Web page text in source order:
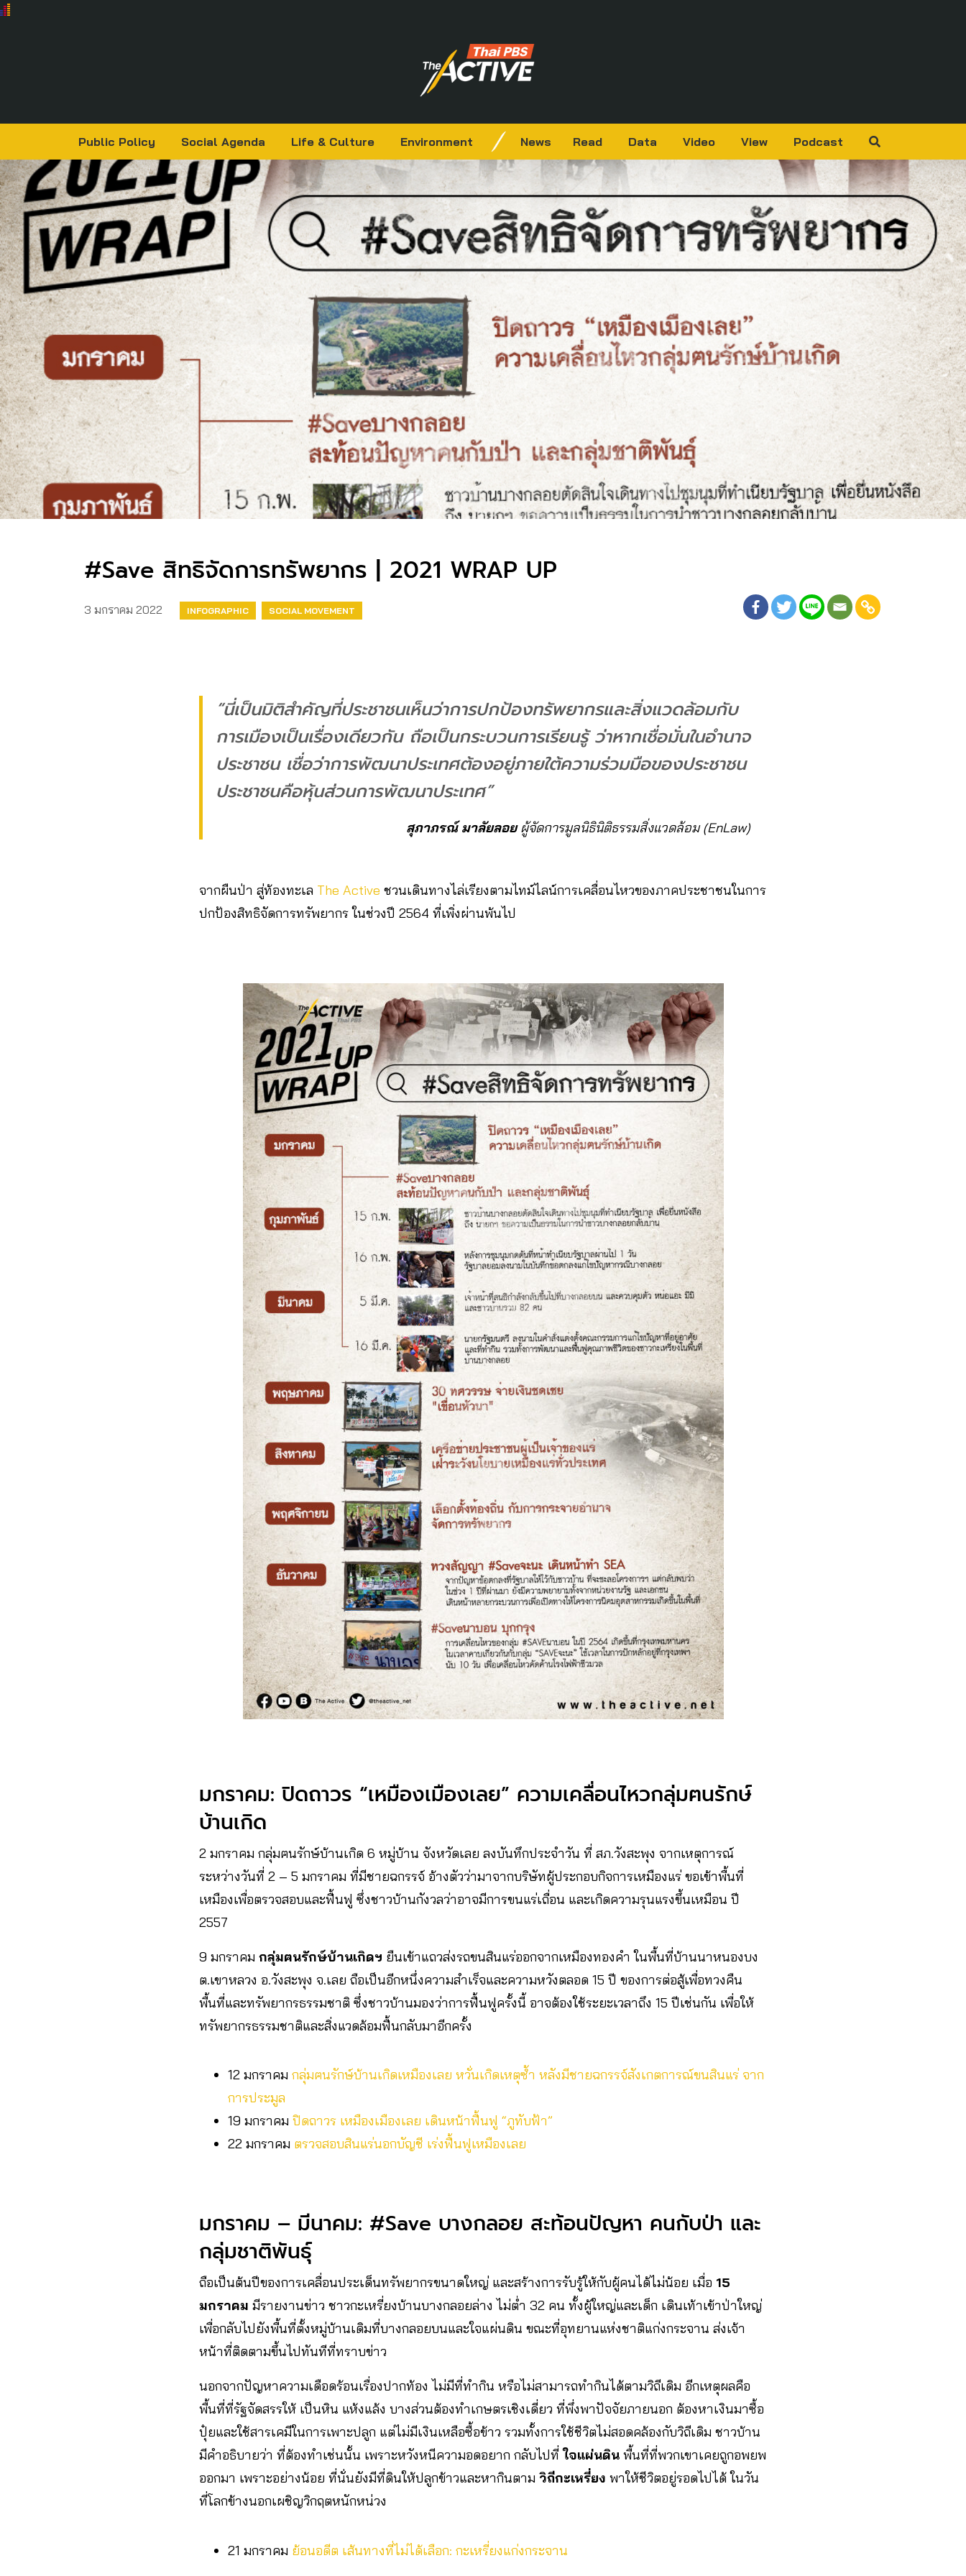
Public Policy Social Agenda Life & Culture Environment News Read Data Video View Podcast
#Save สิทธิจัดการทรัพยากร | 2021 WRAP UP
3 มกราคม 2022 INFOGRAPHIC SOCIAL MOVEMENT
“นี่เป็นมิติสำคัญที่ประชาชนเห็นว่าการปกป้องทรัพยากรและสิ่งแวดล้อมกับ
การเมืองเป็นเรื่องเดียวกัน ถือเป็นกระบวนการเรียนรู้ ว่าหากเชื่อมั่นในอำนาจ
ประชาชน เชื่อว่าการพัฒนาประเทศต้องอยู่ภายใต้ความร่วมมือของประชาชน
ประชาชนคือหุ้นส่วนการพัฒนาประเทศ”
สุภาภรณ์ มาลัยลอยผู้จัดการมูลนิธินิติธรรมสิ่งแวดล้อม (EnLaw)
จากผืนป่า สู่ท้องทะเล The Active ชวนเดินทางไล่เรียงตามไทม์ไลน์การเคลื่อนไหวของภาคประชาชนในการ
ปกป้องสิทธิจัดการทรัพยากร ในช่วงปี 2564 ที่เพิ่งผ่านพ้นไป
มกราคม: ปิดถาวร “เหมืองเมืองเลย” ความเคลื่อนไหวกลุ่มฅนรักษ์
บ้านเกิด
2 มกราคม กลุ่มฅนรักษ์บ้านเกิด 6 หมู่บ้าน จังหวัดเลย ลงบันทึกประจำวัน ที่ สภ.วังสะพุง จากเหตุการณ์
ระหว่างวันที่ 2 – 5 มกราคม ที่มีชายฉกรรจ์ อ้างตัวว่ามาจากบริษัทผู้ประกอบกิจการเหมืองแร่ ขอเข้าพื้นที่
เหมืองเพื่อตรวจสอบและฟื้นฟู ซึ่งชาวบ้านกังวลว่าอาจมีการขนแร่เถื่อน และเกิดความรุนแรงขึ้นเหมือน ปี
2557
9 มกราคม กลุ่มฅนรักษ์บ้านเกิดฯ ยืนเข้าแถวส่งรถขนสินแร่ออกจากเหมืองทองคำ ในพื้นที่บ้านนาหนองบง
ต.เขาหลวง อ.วังสะพุง จ.เลย ถือเป็นอีกหนึ่งความสำเร็จและความหวังตลอด 15 ปี ของการต่อสู้เพื่อทวงคืน
พื้นที่และทรัพยากรธรรมชาติ ซึ่งชาวบ้านมองว่าการฟื้นฟูครั้งนี้ อาจต้องใช้ระยะเวลาถึง 15 ปีเช่นกัน เพื่อให้
ทรัพยากรธรรมชาติและสิ่งแวดล้อมฟื้นกลับมาอีกครั้ง
12 มกราคม กลุ่มฅนรักษ์บ้านเกิดเหมืองเลย หวั่นเกิดเหตุซ้ำ หลังมีชายฉกรรจ์สังเกตการณ์ขนสินแร่ จาก
การประมูล
19 มกราคม ปิดถาวร เหมืองเมืองเลย เดินหน้าฟื้นฟู “ภูทับฟ้า”
22 มกราคม ตรวจสอบสินแร่นอกบัญชี เร่งฟื้นฟูเหมืองเลย
มกราคม – มีนาคม: #Save บางกลอย สะท้อนปัญหา คนกับป่า และ
กลุ่มชาติพันธุ์
ถือเป็นต้นปีของการเคลื่อนประเด็นทรัพยากรขนาดใหญ่ และสร้างการรับรู้ให้กับผู้คนได้ไม่น้อย เมื่อ 15
มกราคม มีรายงานข่าว ชาวกะเหรี่ยงบ้านบางกลอยล่าง ไม่ต่ำ 32 คน ทั้งผู้ใหญ่และเด็ก เดินเท้าเข้าป่าใหญ่
เพื่อกลับไปยังพื้นที่ตั้งหมู่บ้านเดิมที่บางกลอยบนและใจแผ่นดิน ขณะที่อุทยานแห่งชาติแก่งกระจาน ส่งเจ้า
หน้าที่ติดตามขึ้นไปทันทีที่ทราบข่าว
นอกจากปัญหาความเดือดร้อนเรื่องปากท้อง ไม่มีที่ทำกิน หรือไม่สามารถทำกินได้ตามวิถีเดิม อีกเหตุผลคือ
พื้นที่ที่รัฐจัดสรรให้ เป็นหิน แห้งแล้ง บางส่วนต้องทำเกษตรเชิงเดี่ยว ที่พึ่งพาปัจจัยภายนอก ต้องหาเงินมาซื้อ
ปุ๋ยและใช้สารเคมีในการเพาะปลูก แต่ไม่มีเงินเหลือซื้อข้าว รวมทั้งการใช้ชีวิตไม่สอดคล้องกับวิถีเดิม ชาวบ้าน
มีคำอธิบายว่า ที่ต้องทำเช่นนั้น เพราะหวังหนีความอดอยาก กลับไปที่ใจแผ่นดิน พื้นที่ที่พวกเขาเคยถูกอพยพ
ออกมา เพราะอย่างน้อย ที่นั่นยังมีที่ดินให้ปลูกข้าวและหากินตาม วิถีกะเหรี่ยง พาให้ชีวิตอยู่รอดไปได้ ในวัน
ที่โลกข้างนอกเผชิญวิกฤตหนักหน่วง
21 มกราคม ย้อนอดีต เส้นทางที่ไม่ได้เลือก: กะเหรี่ยงแก่งกระจาน